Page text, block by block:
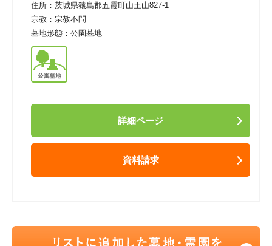
住所： 茨城県猿島郡五霞町山王山827-1
宗教： 宗教不問
墓地形態： 公園墓地
詳細ページ
資料請求